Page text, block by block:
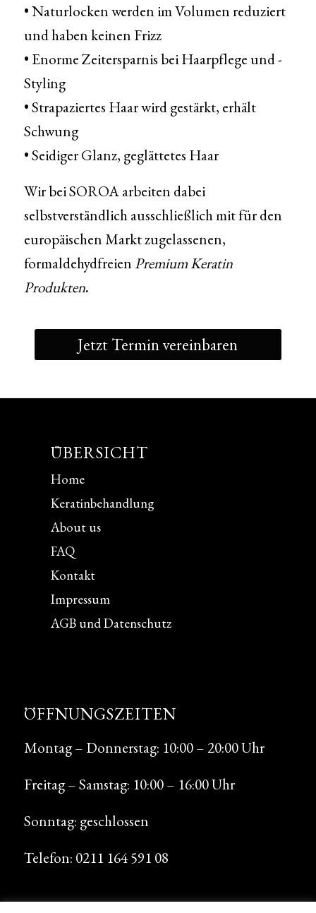
• Naturlocken werden im Volumen reduziert
und haben keinen Frizz
• Enorme Zeitersparnis bei Haarpflege und -
Styling
• Strapaziertes Haar wird gestärkt, erhält
Schwung
• Seidiger Glanz, geglättetes Haar
Wir bei SOROA arbeiten dabei
selbstverständlich ausschließlich mit für den
europäischen Markt zugelassenen,
formaldehydfreienPremium Keratin
Produkten.
Jetzt Termin vereinbaren
ÜBERSICHT
Home
Keratinbehandlung
About us
FAQ
Kontakt
Impressum
AGB und Datenschutz
ÖFFNUNGSZEITEN
Montag – Donnerstag: 10:00 – 20:00 Uhr
Freitag – Samstag: 10:00 – 16:00 Uhr
Sonntag: geschlossen
Telefon: 0211 164 591 08